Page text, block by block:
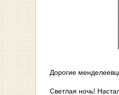
Дорогие
Светлая ночь!